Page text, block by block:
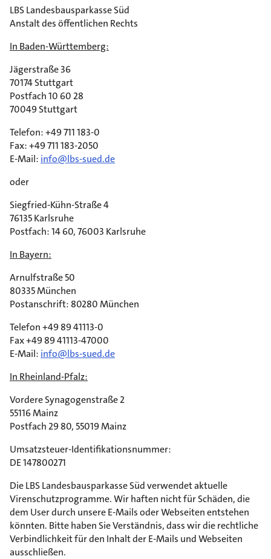
LBS Landesbausparkasse Süd
Anstalt des öffentlichen Rechts
In Baden-Württemberg:
Jägerstraße 36
70174 Stuttgart
Postfach 10 60 28
70049 Stuttgart
Telefon: +49 711 183-0
Fax: +49 711 183-2050
E-Mail: info@lbs-sued.de
oder
Siegfried-Kühn-Straße 4
76135 Karlsruhe
Postfach: 14 60, 76003 Karlsruhe
In Bayern:
Arnulfstraße 50
80335 München
Postanschrift: 80280 München
Telefon +49 89 41113-0
Fax +49 89 41113-47000
E-Mail: info@lbs-sued.de
In Rheinland-Pfalz:
Vordere Synagogenstraße 2
55116 Mainz
Postfach 29 80, 55019 Mainz
Umsatzsteuer-Identifikationsnummer:
DE 147800271
Die LBS Landesbausparkasse Süd verwendet aktuelle
Virenschutzprogramme. Wir haften nicht für Schäden, die
dem User durch unsere E-Mails oder Webseiten entstehen
könnten. Bitte haben Sie Verständnis, dass wir die rechtliche
Verbindlichkeit für den Inhalt der E-Mails und Webseiten
ausschließen.